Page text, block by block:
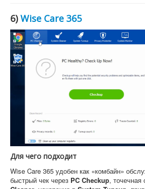
6)Wise Care 365
Для чего подходит
Wise Care 365 удобен как «комбайн»
быстрый чек через PC Checkup, точечная